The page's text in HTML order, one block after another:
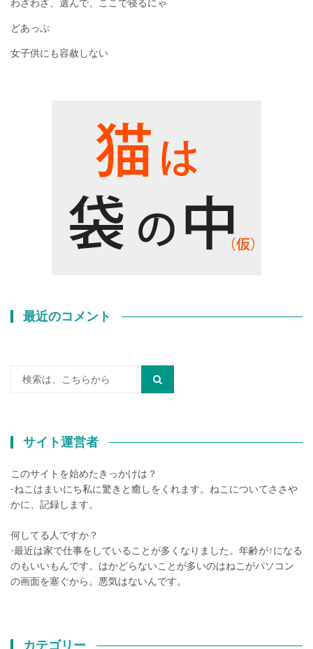
どあっぷ
女子供にも容赦しない
最近のコメント
サイト運営者
このサイトを始めたきっかけは？
-ねこはまいにち私に驚きと癒しをくれます。ねこについてささや
かに、記録します。
何してる人ですか？
-最近は家で仕事をしていることが多くなりました。年齢が↑になる
のもいいもんです。はかどらないことが多いのはねこがパソコン
の画面を塞ぐから。悪気はないんです。
カテゴリー